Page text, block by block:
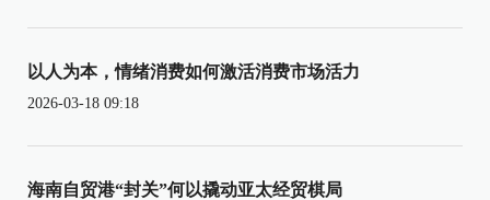
以人为本，情绪消费如何激活消费市场活力
2026-03-18 09:18
海南自贸港“封关”何以撬动亚太经贸棋局